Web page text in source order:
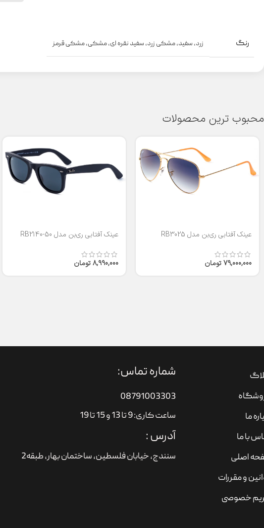
رنگ زرد, سفید,مشکی زرد, سفید نقره ای,مشکی,مشکی قرمز
محبوب ترین محصولات
عینک آفتابی ری‌بن مدل RB3025
79,000,000تومان
عینک آفتابی ری‌بن مدل RB2140-50
8,990,000 تومان
ما
با ما
اصلی
و مقررات
خصوصی
شماره تماس:
08791003303
ساعت کاری: 9 تا 13 و 15 تا 19
آدرس :
سنندج، خیابان فلسطین،‌ ساختمان بهار، طبقه2